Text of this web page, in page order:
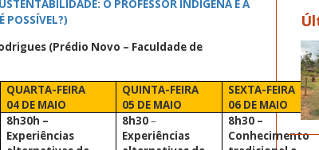
O PROFESSOR INDÍGENA E A
POSSÍVEL?)
(Prédio Novo – Faculdade de
QUARTA-FEIRA
04 DE MAIO
QUINTA-FEIRA
05 DE MAIO
SEXTA-FEIRA
06 DE MAIO
8h30h –
Experiências
8h30–
Experiências
8h30 –
Conhecimento